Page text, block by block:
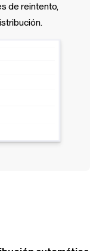
de reintento,